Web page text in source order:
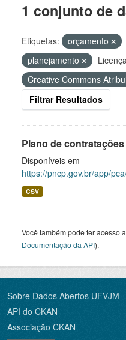
1 conjunto de
Etiquetas: orçamento
planejamento
Creative Commons
Filtrar Resultados
Plano de
Disponíveis em
https://pncp.gov.br/app/
CSV
Você também pode ter acesso
Documentação da API).
Sobre Dados Abertos UFVJM
API do CKAN
Associação CKAN